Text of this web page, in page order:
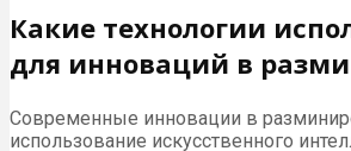
Какие технологии
для инноваций в
Современные инновации в
использование искусственного